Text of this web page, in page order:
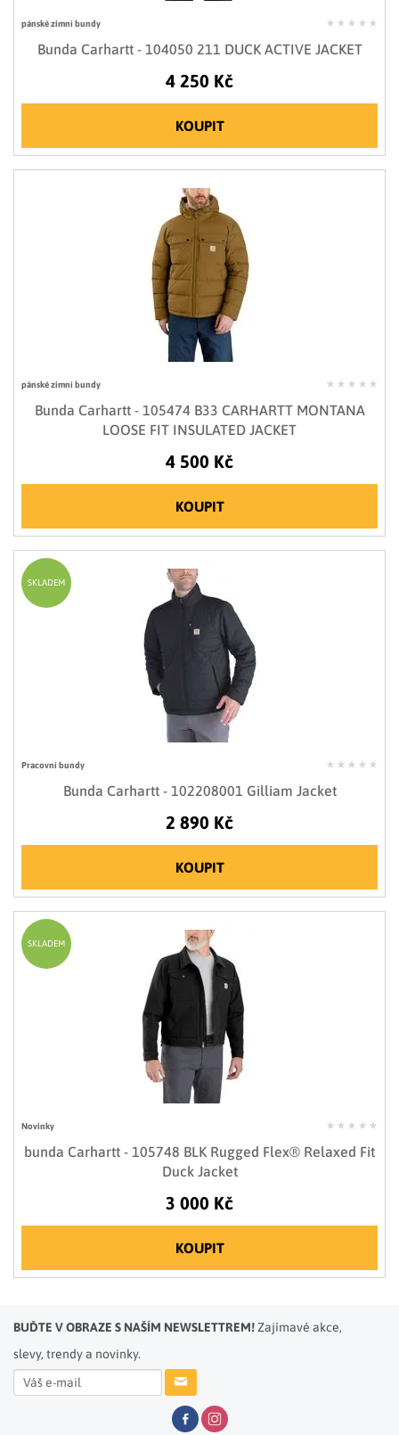
pánské zimní bundy
Bunda Carhartt - 104050 211 DUCK ACTIVE JACKET
4 250 Kč
KOUPIT
pánské zimní bundy
Bunda Carhartt - 105474 B33 CARHARTT MONTANA
LOOSE FIT INSULATED JACKET
4 500 Kč
KOUPIT
Pracovní bundy
Bunda Carhartt - 102208001 Gilliam Jacket
2 890 Kč
KOUPIT
SKLADEM
Novinky
bunda Carhartt - 105748 BLK Rugged Flex® Relaxed Fit
Duck Jacket
3 000 Kč
KOUPIT
SKLADEM
BUĎTE V OBRAZE S NAŠÍM NEWSLETTREM!Zajímavé akce,
slevy, trendy a novinky.